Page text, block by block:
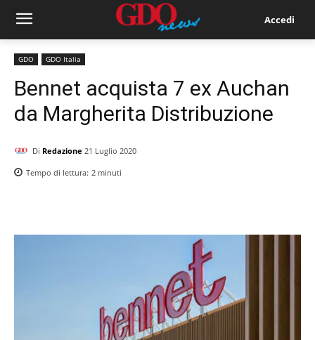
Accedi
GDO GDO Italia
Bennet acquista 7 ex Auchan
da Margherita Distribuzione
Di Redazione 21 Luglio 2020
Tempo di lettura: 2 minuti